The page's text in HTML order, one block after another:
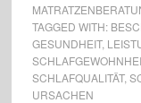
TAGGED WITH:
GESUNDHEIT,
SCHLAFQUALITÄT,
URSACHEN